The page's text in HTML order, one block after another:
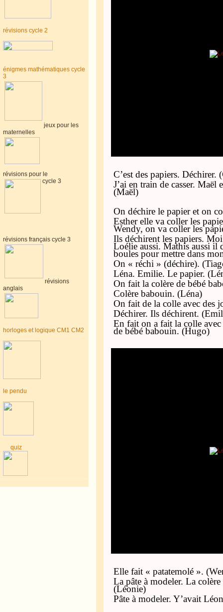
révisions cycle 2
énigmes mathématiques cycle
3
jeux pour les
maternelles
révisions pour le
cycle 3
révisions français cycle 3
révisions
anglais
horloges et logique CM1 CM2
le pendu
quiz
C’est des papiers. Déchirer.
J’ai en train de casser. Maël
(Maël)
On déchire le papier et on
Esther elle va coller les
Wendy, on va coller les
Ils déchirent les papiers.
Loélie aussi. Mathis aussi il
boules pour mettre dans
On « réchi » (déchire).
Léna. Emilie. Le papier.
On fait la colère de bébé
Colère babouin. (Léna)
On fait de la colle avec des
Déchirer. Ils déchirent.
En fait on a fait la colle
de bébé babouin. (Hugo)
Elle fait « patatemolé ».
La pâte à modeler. La
(Léonie)
Pâte à modeler. Y’avait